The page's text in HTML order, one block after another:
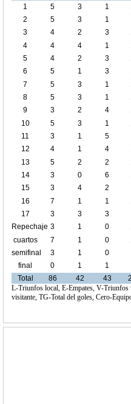
1
5 3 1
2
5 3 1
3
4 2 3
4
4 4 1
5
4 2 3
6
5 1 3
7
5 3 1
8
5 3 1
9
3 2 4
10
5 3 1
11
3 1 5
12
4 1 4
13
5 2 2
14
3 0 6
15
3 4 2
16
7 1 1
17
3 3 3
Repechaje 3 1 0
cuartos
de final
7 1 0
semifinal
3 1 0
final
0 1 1
Total
86 42 43
L-Triunfos local, E-Empates, V-
visitante, TG-Total del goles, Cero-